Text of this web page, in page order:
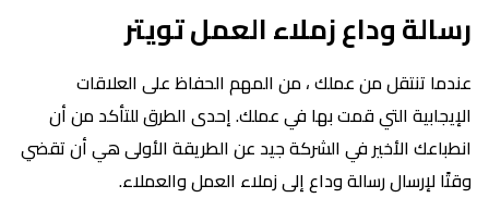
رسالة وداع زملاء العمل تويتر
عندما تنتقل من عملك ، من المهم الحفاظ على العلاقات
الإيجابية التي قمت بها في عملك. إحدى الطرق للتأكد من أن
انطباعك الأخير في الشركة جيد عن الطريقة الأولى هي أن تقضي
وقتًا لإرسال رسالة وداع إلى زملاء العمل والعملاء.